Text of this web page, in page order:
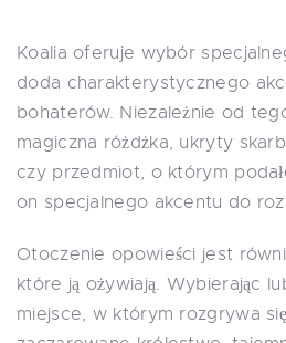
Koalia oferuje wybór
doda charakterystycznego
bohaterów. Niezależnie od
magiczna różdżka, ukryty
czy przedmiot, o którym
on specjalnego akcentu do
Otoczenie opowieści jest
które ją ożywiają. Wybierając
miejsce, w którym rozgrywa